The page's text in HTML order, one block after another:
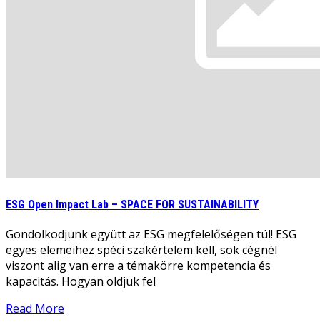
ESG Open Impact Lab – SPACE FOR SUSTAINABILITY
Gondolkodjunk együtt az ESG megfelelőségen túl! ESG
egyes elemeihez spéci szakértelem kell, sok cégnél
viszont alig van erre a témakörre kompetencia és
kapacitás. Hogyan oldjuk fel
Read More